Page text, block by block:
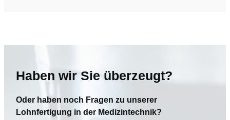
Haben wir Sie überzeugt?
Oder haben noch Fragen zu unserer
Lohnfertigung in der Medizintechnik?